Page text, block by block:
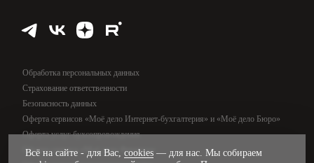
Обработка персональных данных
Страхование ответственности
Безопасность данных
Оферта сервисов «Моё дело Интернет-бухгалтерия» и «Моё дело Бюро»
Оферта услуг бухсопровождения
Оферта сервиса «Моё дело Финансы»
Всё на сайте - для Вас, cookies — для нас. Мы собираем